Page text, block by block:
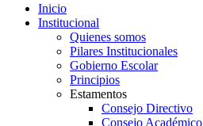
Inicio
Institucional
Quienes somos
Pilares Institucionales
Gobierno Escolar
Principios
Estamentos
Consejo Directivo
Consejo Académico